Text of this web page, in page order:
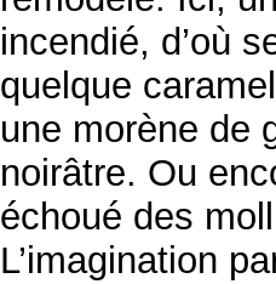
incendié, d’où
quelque
une morène de
noirâtre. Ou
échoué des
L’imagination